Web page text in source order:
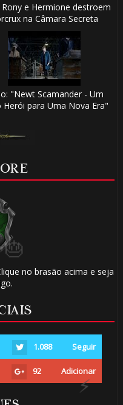
Rony e Hermione destroem
na Câmara Secreta
"Newt Scamander - Um
Herói para Uma Nova Era"
no brasão acima e seja
1.088 Seguir
92 Adicionar
🎂